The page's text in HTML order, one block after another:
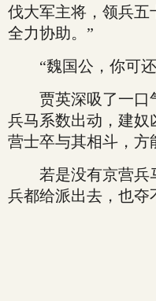
伐大军主将，领兵五
全力协助。”
“魏国公，你可还
贾英深吸了一口
兵马系数出动，建奴
营士卒与其相斗，方
若是没有京营兵
兵都给派出去，也夺